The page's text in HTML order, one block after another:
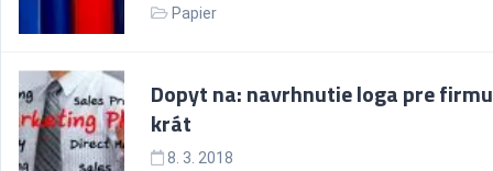
Papier
Dopyt na: navrhnutie loga pre
krát
8. 3. 2018